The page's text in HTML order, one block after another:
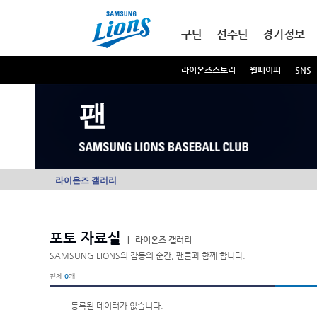
구단 선수단 경기정보
라이온즈스토리 월페이퍼 SNS
팬
라이온즈 갤러리
포토 자료실
라이온즈 갤러리
SAMSUNG LIONS의 감동의 순간, 팬들과 함께 합니다.
전체 0개
등록된 데이터가 없습니다.